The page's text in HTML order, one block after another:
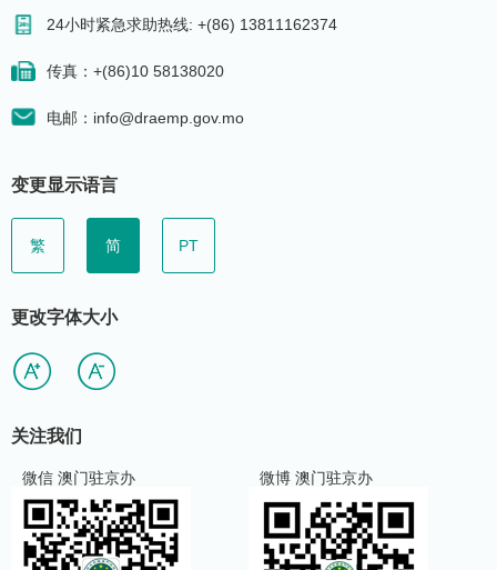
24小时紧急求助热线: +(86) 13811162374
传真：+(86)10 58138020
电邮：info@draemp.gov.mo
变更显示语言
繁 简 PT
更改字体大小
关注我们
微信 澳门驻京办 微博 澳门驻京办